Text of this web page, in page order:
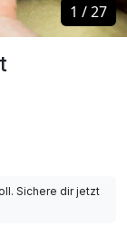
1 /27
1 /27
Sichere dir jetzt